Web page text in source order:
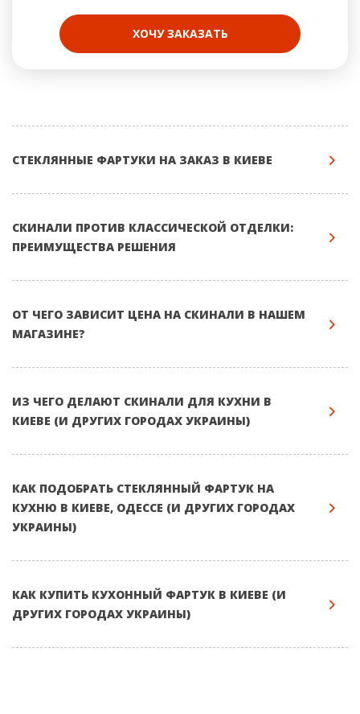
ХОЧУ ЗАКАЗАТЬ
СТЕКЛЯННЫЕ ФАРТУКИ НА ЗАКАЗ В КИЕВЕ
СКИНАЛИ ПРОТИВ КЛАССИЧЕСКОЙ ОТДЕЛКИ:
ПРЕИМУЩЕСТВА РЕШЕНИЯ
ОТ ЧЕГО ЗАВИСИТ ЦЕНА НА СКИНАЛИ В НАШЕМ
МАГАЗИНЕ?
ИЗ ЧЕГО ДЕЛАЮТ СКИНАЛИ ДЛЯ КУХНИ В
КИЕВЕ (И ДРУГИХ ГОРОДАХ УКРАИНЫ)
КАК ПОДОБРАТЬ СТЕКЛЯННЫЙ ФАРТУК НА
КУХНЮ В КИЕВЕ, ОДЕССЕ (И ДРУГИХ ГОРОДАХ
УКРАИНЫ)
КАК КУПИТЬ КУХОННЫЙ ФАРТУК В КИЕВЕ (И
ДРУГИХ ГОРОДАХ УКРАИНЫ)